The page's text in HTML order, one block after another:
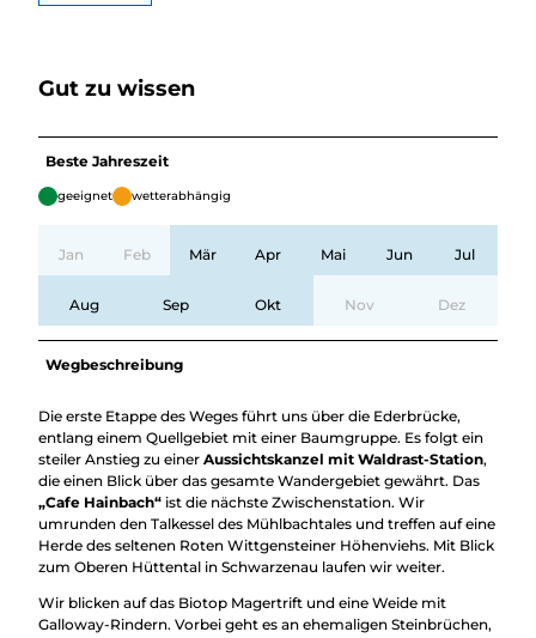
Gut zu wissen
Beste Jahreszeit
geeignet wetterabhängig
Jan Feb Mär Apr Mai Jun Jul
Aug Sep Okt Nov Dez
Wegbeschreibung
Die erste Etappe des Weges führt uns über die Ederbrücke,
entlang einem Quellgebiet mit einer Baumgruppe. Es folgt ein
steiler Anstieg zu einer Aussichtskanzel mit Waldrast-Station,
die einen Blick über das gesamte Wandergebiet gewährt. Das
„Cafe Hainbach“ ist die nächste Zwischenstation. Wir
umrunden den Talkessel des Mühlbachtales und treffen auf eine
Herde des seltenen Roten Wittgensteiner Höhenviehs. Mit Blick
zum Oberen Hüttental in Schwarzenau laufen wir weiter.
Wir blicken auf das Biotop Magertrift und eine Weide mit
Galloway-Rindern. Vorbei geht es an ehemaligen Steinbrüchen,